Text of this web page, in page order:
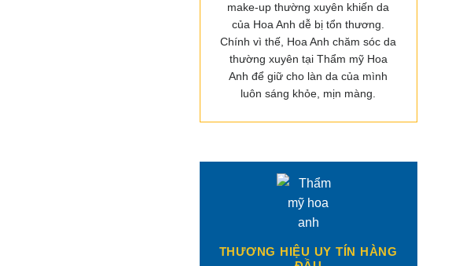
make-up thường xuyên khiến da
của Hoa Anh dễ bị tổn thương.
Chính vì thế, Hoa Anh chăm sóc da
thường xuyên tại Thẩm mỹ Hoa
Anh để giữ cho làn da của mình
luôn sáng khỏe, mịn màng.
THƯƠNG HIỆU UY TÍN HÀNG